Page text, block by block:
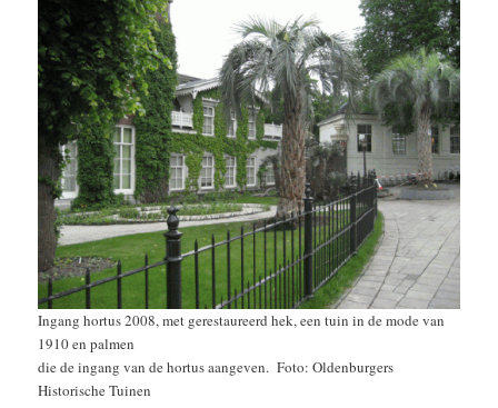
Ingang hortus 2008, met gerestaureerd hek, een tuin in de mode van
1910 en palmen
die de ingang van de hortus aangeven. Foto: Oldenburgers
Historische Tuinen